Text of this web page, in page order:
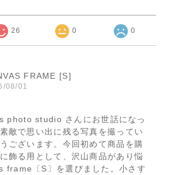
26 0 0
FRAME [S]
08/01
photo studio さんにお世話になっ
敵で思い出に残る写真を撮ってい
ございます。今回初めて商品を購
飾る用として、沢山商品があり悩
frame〔S〕を選びました。小さす